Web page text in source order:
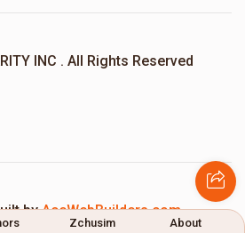
INC . All Rights Reserved
byAceWebBuilders.com
Zchusim About